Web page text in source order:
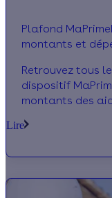
Plafond
montants et
Retrouvez tous
dispositif
montants des
Lire